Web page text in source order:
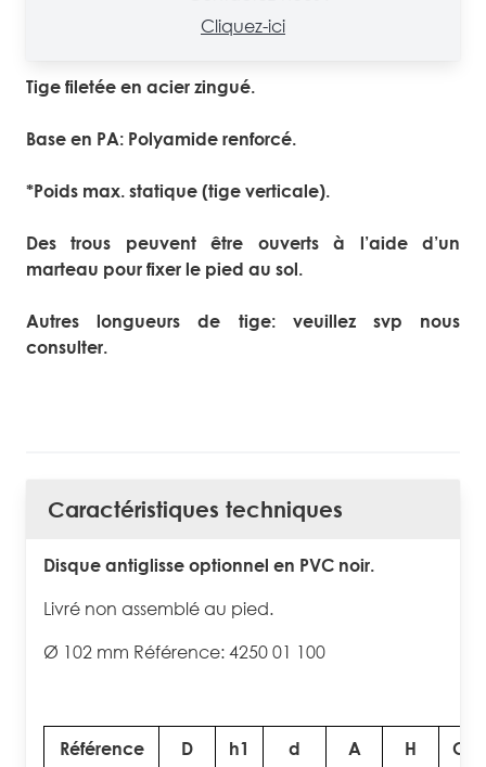
Cliquez-ici
Tige filetée en acier zingué.
Base en PA: Polyamide renforcé.
*Poids max. statique (tige verticale).
Des trous peuvent être ouverts à l’aide d’un
marteau pour fixer le pied au sol.
Autres longueurs de tige: veuillez svp nous
consulter.
Caractéristiques techniques
Disque antiglisse optionnel en PVC noir.
Livré non assemblé au pied.
Ø 102 mm Référence: 4250 01 100
Référence D h1 d A H Clé